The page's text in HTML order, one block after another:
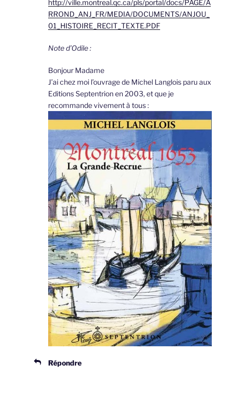
http://ville.montreal.qc.ca/pls/portal/docs/PAGE/A
RROND_ANJ_FR/MEDIA/DOCUMENTS/ANJOU_
01_HISTOIRE_RECIT_TEXTE.PDF
Note d’Odile :
Bonjour Madame
J’ai chez moi l’ouvrage de Michel Langlois paru aux
Editions Septentrion en 2003, et que je
recommande vivement à tous :
Répondre